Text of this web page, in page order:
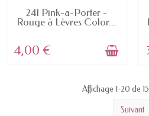
EN STOCK
241 Pink-a-Porter -
Rouge à Lèvres Color...
4,00 €
Affichage 1-20 de
Suivant